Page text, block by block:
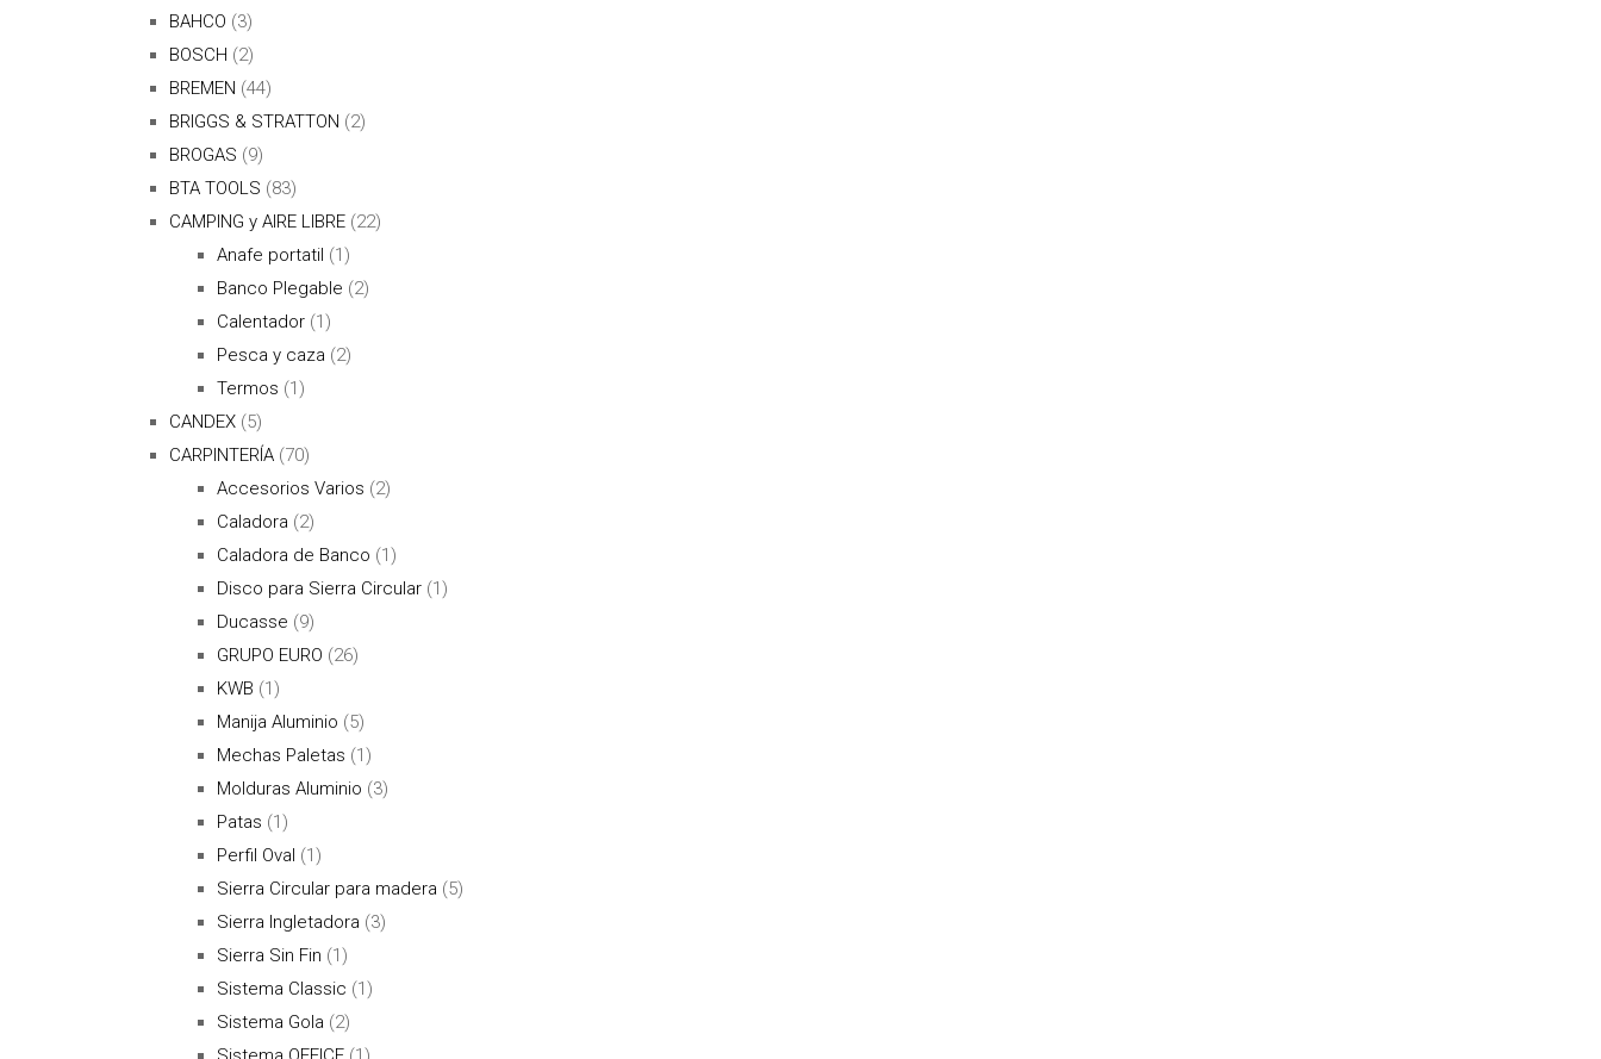
BAHCO (3)
BOSCH (2)
BREMEN (44)
BRIGGS & STRATTON (2)
BROGAS (9)
BTA TOOLS (83)
CAMPING y AIRE LIBRE (22)
Anafe portatil (1)
Banco Plegable (2)
Calentador (1)
Pesca y caza (2)
Termos (1)
CANDEX (5)
CARPINTERÍA (70)
Accesorios Varios (2)
Caladora (2)
Caladora de Banco (1)
Disco para Sierra Circular (1)
Ducasse (9)
GRUPO EURO (26)
KWB (1)
Manija Aluminio (5)
Mechas Paletas (1)
Molduras Aluminio (3)
Patas (1)
Perfil Oval (1)
Sierra Circular para madera (5)
Sierra Ingletadora (3)
Sierra Sin Fin (1)
Sistema Classic (1)
Sistema Gola (2)